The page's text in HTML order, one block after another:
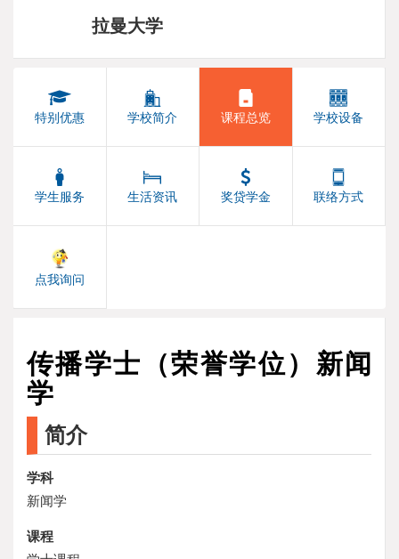
拉曼大学
特别优惠 学校简介 课程总览 学校设备
学生服务 生活资讯 奖贷学金 联络方式
点我询问
传播学士（荣誉学位）新闻
学
简介
学科
新闻学
课程